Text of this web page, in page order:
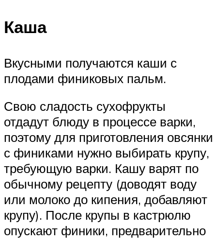
Каша
Вкусными получаются каши с
плодами финиковых пальм.
Свою сладость сухофрукты
отдадут блюду в процессе варки,
поэтому для приготовления овсянки
с финиками нужно выбирать крупу,
требующую варки. Кашу варят по
обычному рецепту (доводят воду
или молоко до кипения, добавляют
крупу). После крупы в кастрюлю
опускают финики, предварительно